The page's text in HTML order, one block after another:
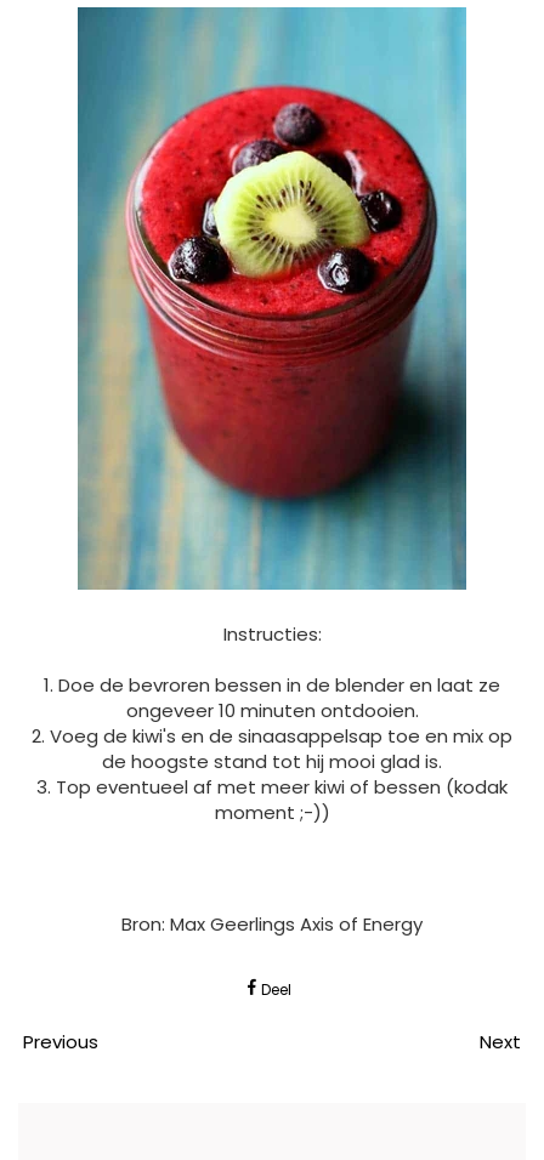
Instructies:
1. Doe de bevroren bessen in de blender en laat ze
ongeveer 10 minuten ontdooien.
2. Voeg de kiwi's en de sinaasappelsap toe en mix op
de hoogste stand tot hij mooi glad is.
3. Top eventueel af met meer kiwi of bessen (kodak
moment ;-))
Bron: Max Geerlings Axis of Energy
Deel
Previous Next